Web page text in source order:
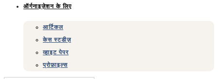
ऑर्गनाइज़ेशन के लिए
आर्टिकल
केस स्टडीज़
व्हाइट पेपर
प्रोफ़ाइल्स